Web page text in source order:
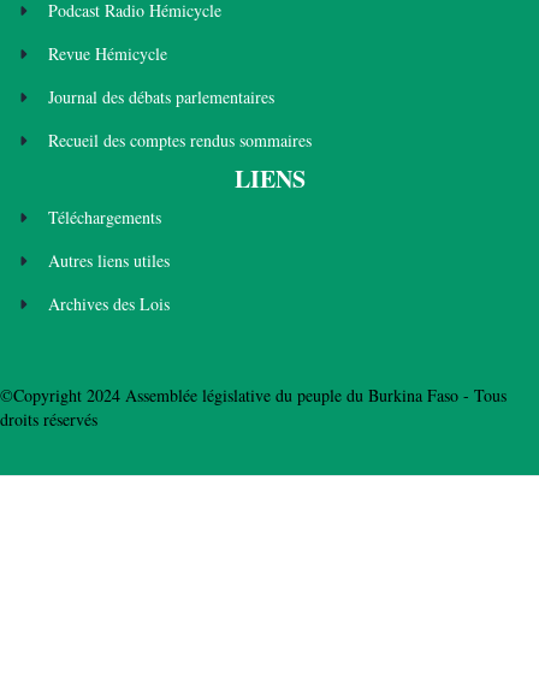
Podcast Radio Hémicycle
Revue Hémicycle
Journal des débats parlementaires
Recueil des comptes rendus sommaires
LIENS
Téléchargements
Autres liens utiles
Archives des Lois
©Copyright 2024 Assemblée législative du peuple du Burkina Faso - Tous
droits réservés